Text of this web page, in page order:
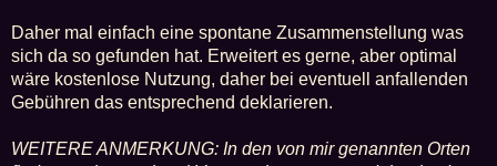
Daher mal einfach eine spontane Zusammenstellung was
sich da so gefunden hat. Erweitert es gerne, aber optimal
wäre kostenlose Nutzung, daher bei eventuell anfallenden
Gebühren das entsprechend deklarieren.
WEITERE ANMERKUNG: In den von mir genannten Orten